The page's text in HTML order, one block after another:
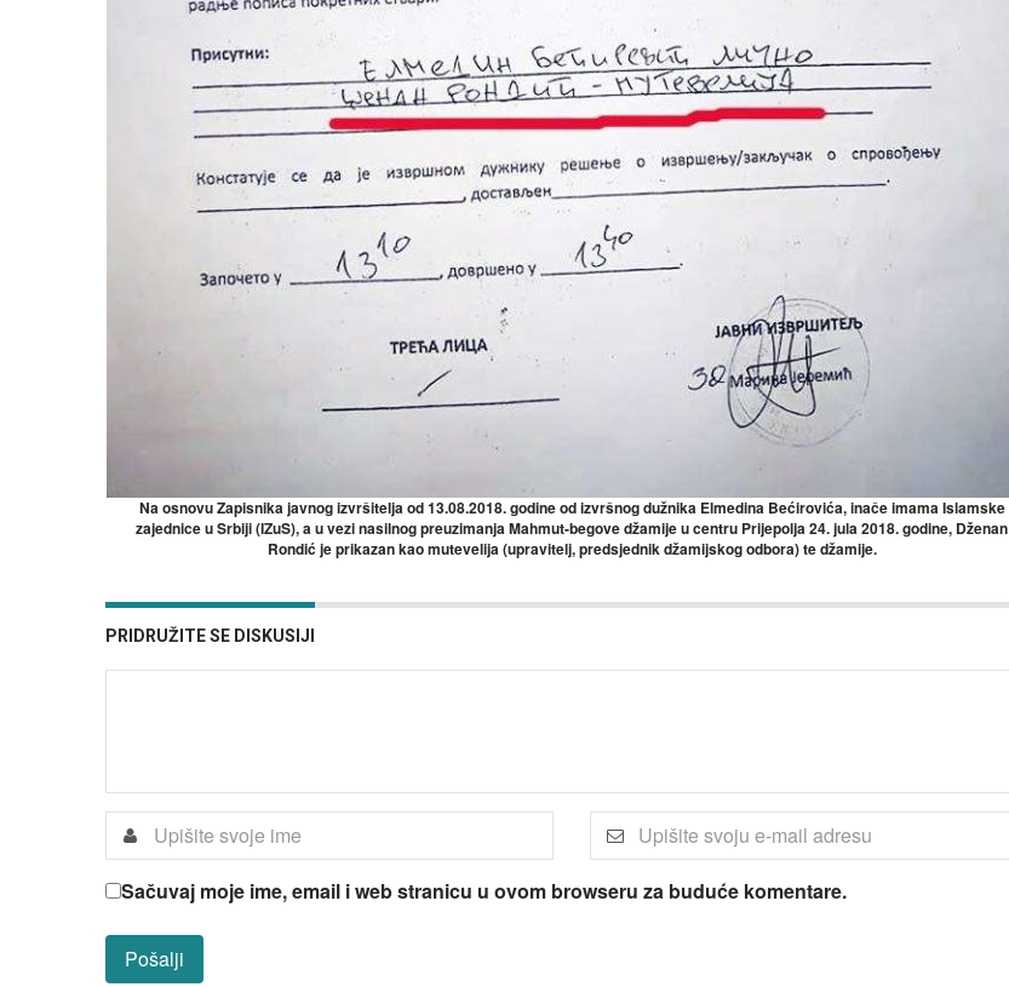
Na osnovu Zapisnika javnog izvršitelja od 13.08.2018. godine od izvršnog dužnika Elmedina Bećirovića, inače imama Islamske
zajednice u Srbiji (IZuS), a u vezi nasilnog preuzimanja Mahmut-begove džamije u centru Prijepolja 24. jula 2018. godine, Dženan
Rondić je prikazan kao mutevelija (upravitelj, predsjednik džamijskog odbora) te džamije.
PRIDRUŽITE SE DISKUSIJI
Sačuvaj moje ime, email i web stranicu u ovom browseru za buduće komentare.